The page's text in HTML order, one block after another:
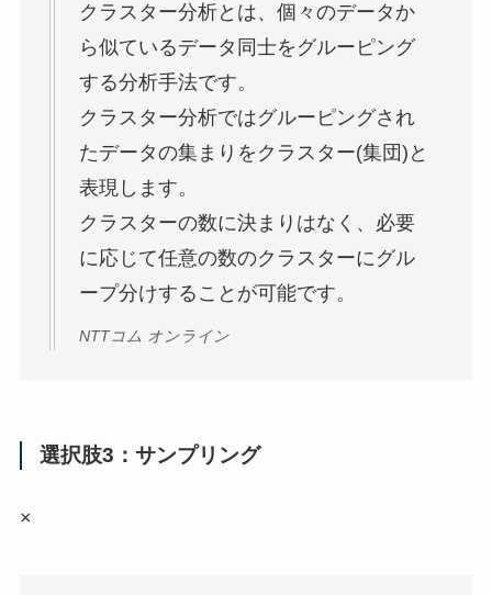
クラスター分析とは、個々のデータか
ら似ているデータ同士をグルーピング
する分析手法です。
クラスター分析ではグルーピングされ
たデータの集まりをクラスター(集団)と
表現します。
クラスターの数に決まりはなく、必要
に応じて任意の数のクラスターにグル
ープ分けすることが可能です。
NTTコム オンライン
選択肢3：サンプリング
×